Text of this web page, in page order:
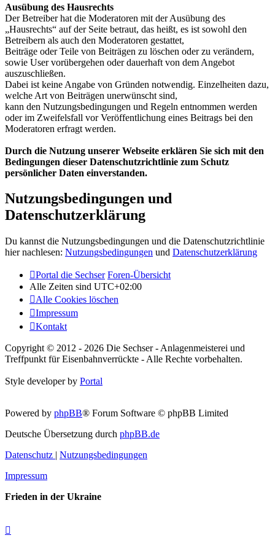
Ausübung des Hausrechts
Der Betreiber hat die Moderatoren mit der Ausübung des
„Hausrechts“ auf der Seite betraut, das heißt, es ist sowohl den
Betreibern als auch den Moderatoren gestattet,
Beiträge oder Teile von Beiträgen zu löschen oder zu verändern,
sowie User vorübergehen oder dauerhaft von dem Angebot
auszuschließen.
Dabei ist keine Angabe von Gründen notwendig. Einzelheiten dazu,
welche Art von Beiträgen unerwünscht sind,
kann den Nutzungsbedingungen und Regeln entnommen werden
oder im Zweifelsfall vor Veröffentlichung eines Beitrags bei den
Moderatoren erfragt werden.
Durch die Nutzung unserer Webseite erklären Sie sich mit den
Bedingungen dieser Datenschutzrichtlinie zum Schutz
persönlicher Daten einverstanden.
Nutzungsbedingungen und
Datenschutzerklärung
Du kannst die Nutzungsbedingungen und die Datenschutzrichtlinie
hier nachlesen: Nutzungsbedingungen und Datenschutzerklärung
Portal die Sechser Foren-Übersicht
Alle Zeiten sind UTC+02:00
Alle Cookies löschen
Impressum
Kontakt
Copyright © 2012 - 2026 Die Sechser - Anlagenmeisterei und
Treffpunkt für Eisenbahnverrückte - Alle Rechte vorbehalten.
Style developer by Portal
Powered by phpBB® Forum Software © phpBB Limited
Deutsche Übersetzung durch phpBB.de
Datenschutz | Nutzungsbedingungen
Impressum
Frieden in der Ukraine